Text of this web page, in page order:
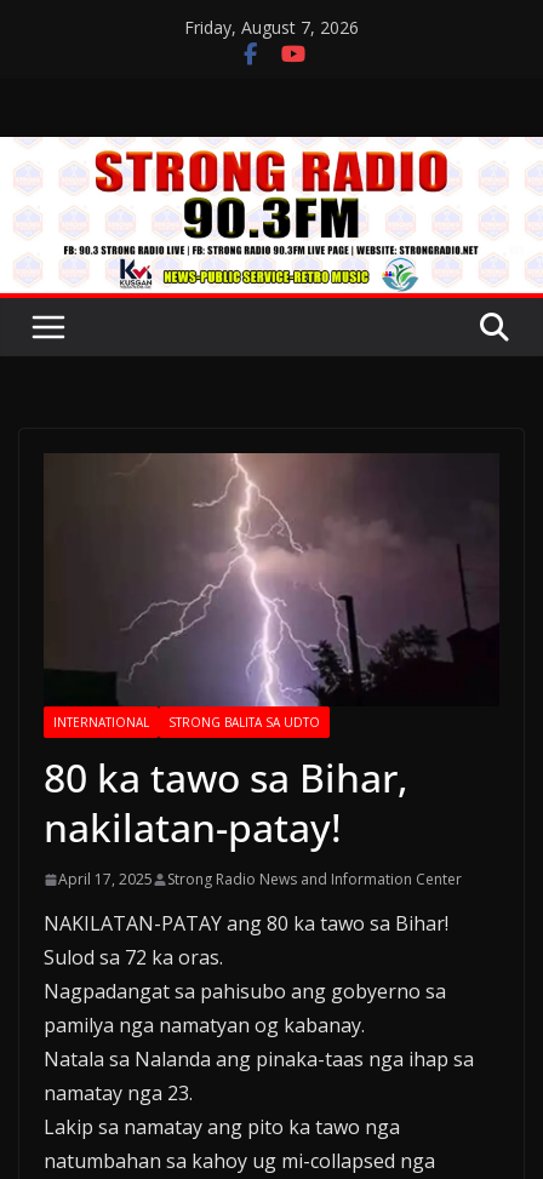
Friday, August 7, 2026
INTERNATIONAL STRONG BALITA SA UDTO
80 ka tawo sa Bihar,
nakilatan-patay!
April 17, 2025 Strong Radio News and Information Center
NAKILATAN-PATAY ang 80 ka tawo sa Bihar!
Sulod sa 72 ka oras.
Nagpadangat sa pahisubo ang gobyerno sa
pamilya nga namatyan og kabanay.
Natala sa Nalanda ang pinaka-taas nga ihap sa
namatay nga 23.
Lakip sa namatay ang pito ka tawo nga
natumbahan sa kahoy ug mi-collapsed nga